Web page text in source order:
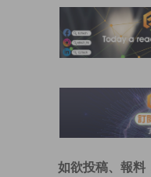
如欲投稿、報料